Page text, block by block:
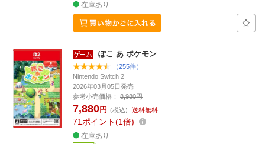
在庫あり
ぽこ あ ポケモン
（255件）
Nintendo Switch 2
2026年03月05日発売
参考小売価格：
8,980円
7,880円 (税込) 送料無料
71 ポイント 1倍
在庫あり